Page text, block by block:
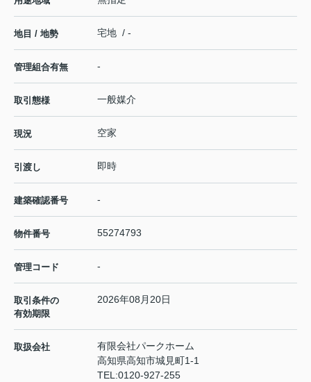
地目 / 地勢 宅地 / -
管理組合有無 -
取引態様 一般媒介
現況 空家
引渡し 即時
建築確認番号 -
物件番号 55274793
管理コード -
取引条件の
有効期限
2026年08月20日
取扱会社
有限会社パークホーム
高知県高知市城見町1-1
TEL:0120-927-255